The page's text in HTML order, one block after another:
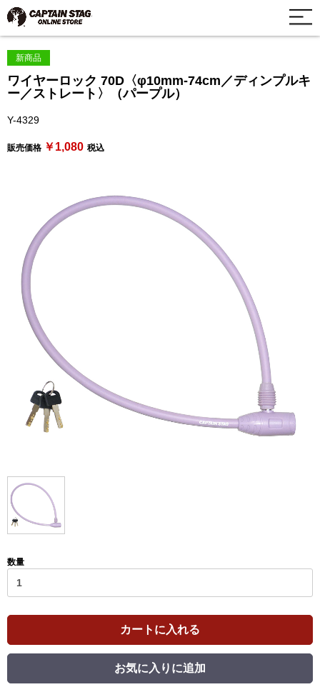
新商品
ワイヤーロック 70D〈φ10mm-74cm／ディンプルキ
ー／ストレート〉（パープル）
Y-4329
販売価格 ￥1,080 税込
数量
カートに入れる
お気に入りに追加